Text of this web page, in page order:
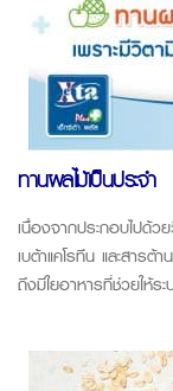
ทานผลไม้เป็นประจำ
เนื่องจากประกอบไปด้ว
เบต้าแคโรทีน และสาร
ถึงมีใยอาหารที่ช่วยให้ร